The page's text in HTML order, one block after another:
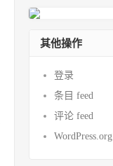
其他操作
登录
条目 feed
评论 feed
WordPress.org